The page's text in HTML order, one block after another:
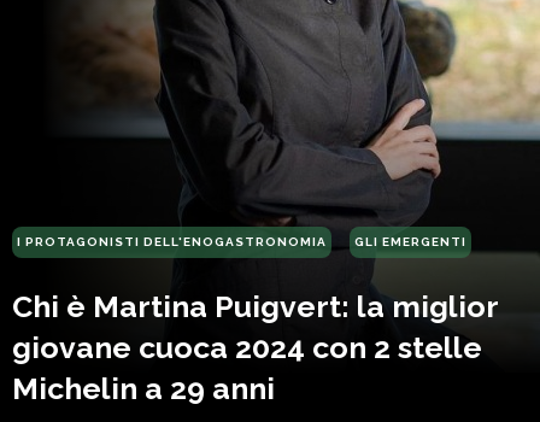
I PROTAGONISTI DELL'ENOGASTRONOMIA GLI EMERGENTI
Chi è Martina Puigvert: la miglior
giovane cuoca 2024 con 2 stelle
Michelin a 29 anni